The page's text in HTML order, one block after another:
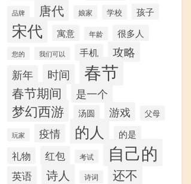
品牌 唐代 娘家 学校 孩子
宋代 寓意 年龄 很多人
您的 我们可以 手机 攻略
新年 时间 春节
春节期间 是一个
梦幻西游 汤圆 游戏 父母
玩家 疫情 的人 的是
礼物 红包 考试 自己的
英语 诗人 诗词 还不